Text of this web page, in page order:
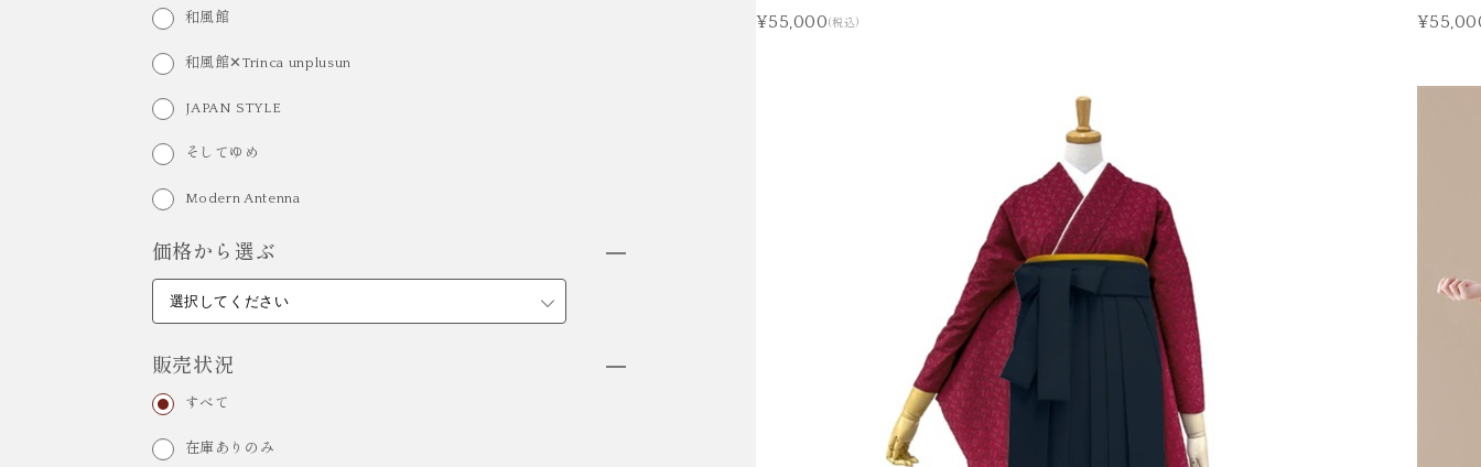
和風館
和風館✕Trinca unplusun
JAPAN STYLE
そしてゆめ
Modern Antenna
価格から選ぶ
販売状況
すべて
在庫ありのみ
¥55,000(税込)